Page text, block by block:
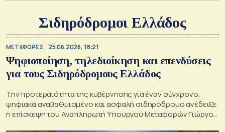
Σιδηρόδρομοι Ελλάδος
ΜΕΤΑΦΟΡΕΣ 25.06.2026, 18:21
Ψηφιοποίηση, τηλεδιοίκηση και επενδύσεις
για τους Σιδηρόδρομους Ελλάδος
Την προτεραιότητα της κυβέρνησης για έναν σύγχρονο,
ψηφιακά αναβαθμισμένο και ασφαλή σιδηρόδρομο ανέδειξε
η επίσκεψη του Αναπληρωτή Υπουργού Μεταφορών Γιώργου